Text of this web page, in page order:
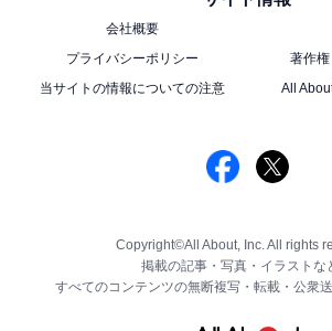
会社概要
プライバシーポリシー
著作
当サイトの情報についての注意
All
Copyright©All About, Inc. All rights
掲載の記事・写真・イラストな
すべてのコンテンツの無断複写・転載・公衆